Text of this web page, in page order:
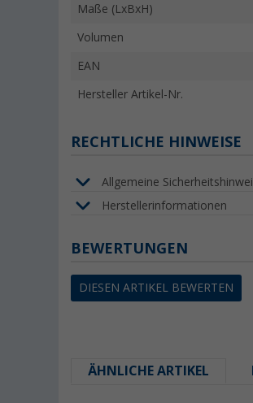
Maße (LxBxH)
Volumen
EAN
Hersteller Artikel-Nr.
RECHTLICHE HINWEISE
Allgemeine
Herstellerinformationen
BEWERTUNGEN
DIESEN ARTIKEL BEWERTEN
ÄHNLICHE ARTIKEL